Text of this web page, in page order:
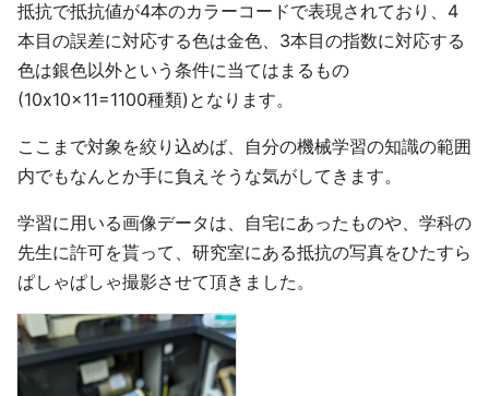
抵抗で抵抗値が4本のカラーコードで表現されており、4
本目の誤差に対応する色は金色、3本目の指数に対応する
色は銀色以外という条件に当てはまるもの
(10x10x11=1100種類)となります。
ここまで対象を絞り込めば、自分の機械学習の知識の範囲
内でもなんとか手に負えそうな気がしてきます。
学習に用いる画像データは、自宅にあったものや、学科の
先生に許可を貰って、研究室にある抵抗の写真をひたすら
ぱしゃぱしゃ撮影させて頂きました。